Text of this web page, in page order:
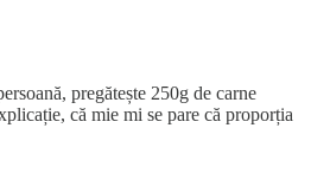
pregătește 250g de carne
că mie mi se pare că proporția